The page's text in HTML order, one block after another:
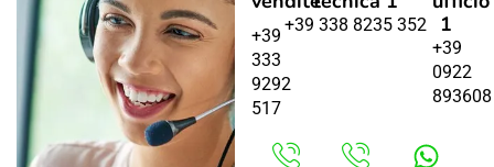
+39
333
9292
517
+39 338 8235 352
1
+39
0922
893608